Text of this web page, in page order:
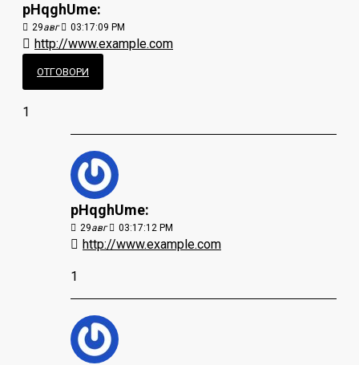
pHqghUme:
29авг 03:17:09 PM
http://www.example.com
ОТГОВОРИ
1
pHqghUme:
29авг 03:17:12 PM
http://www.example.com
1